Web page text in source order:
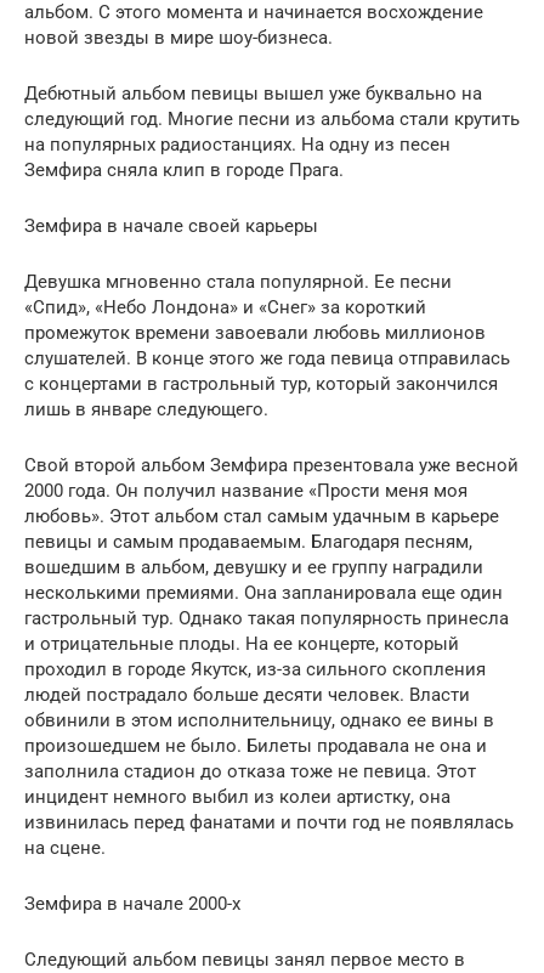
альбом. С этого момента и начинается восхождение
новой звезды в мире шоу-бизнеса.
Дебютный альбом певицы вышел уже буквально на
следующий год. Многие песни из альбома стали крутить
на популярных радиостанциях. На одну из песен
Земфира сняла клип в городе Прага.
Земфира в начале своей карьеры
Девушка мгновенно стала популярной. Ее песни
«Спид», «Небо Лондона» и «Снег» за короткий
промежуток времени завоевали любовь миллионов
слушателей. В конце этого же года певица отправилась
с концертами в гастрольный тур, который закончился
лишь в январе следующего.
Свой второй альбом Земфира презентовала уже весной
2000 года. Он получил название «Прости меня моя
любовь». Этот альбом стал самым удачным в карьере
певицы и самым продаваемым. Благодаря песням,
вошедшим в альбом, девушку и ее группу наградили
несколькими премиями. Она запланировала еще один
гастрольный тур. Однако такая популярность принесла
и отрицательные плоды. На ее концерте, который
проходил в городе Якутск, из-за сильного скопления
людей пострадало больше десяти человек. Власти
обвинили в этом исполнительницу, однако ее вины в
произошедшем не было. Билеты продавала не она и
заполнила стадион до отказа тоже не певица. Этот
инцидент немного выбил из колеи артистку, она
извинилась перед фанатами и почти год не появлялась
на сцене.
Земфира в начале 2000-х
Следующий альбом певицы занял первое место в